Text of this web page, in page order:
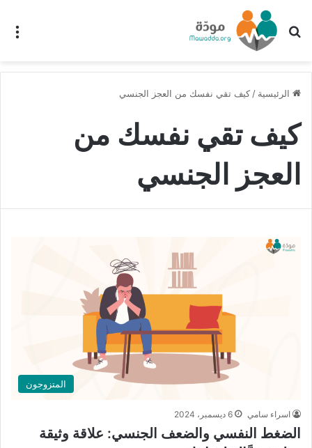
بحث عن
الرئيسية / كيف تقي نفسك من العجز الجنسي
كيف تقي نفسك من
العجز الجنسي
المتزوجون
اسراء سامي 6 ديسمبر، 2024
الضغط النفسي والضعف الجنسي: علاقة وثيقة